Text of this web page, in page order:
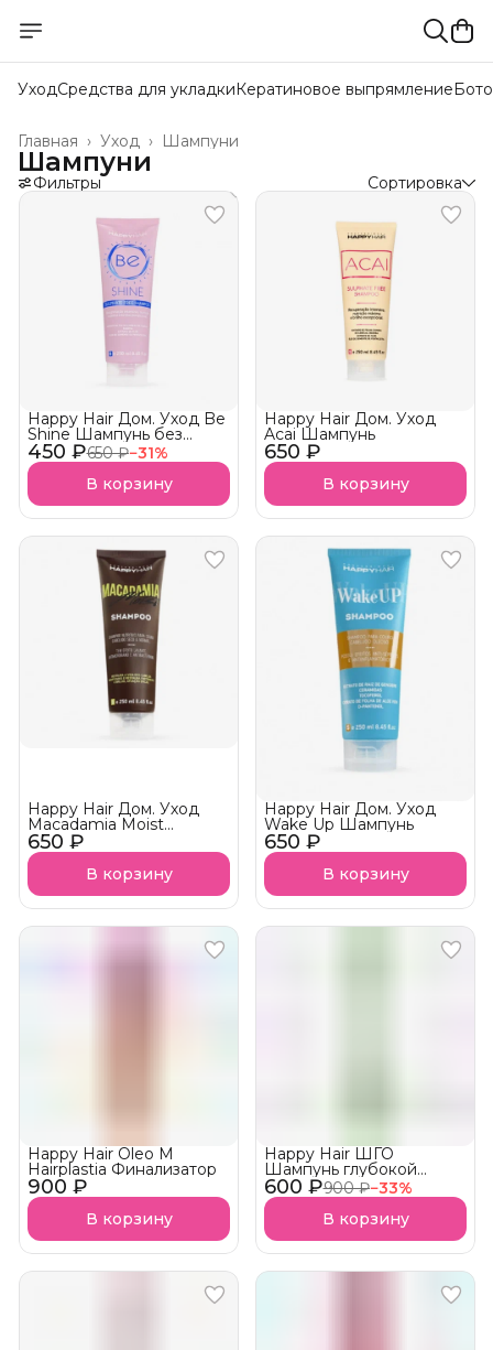
УходСредства для укладкиКератиновое выпрямление
Шампуни
Уход ›
Главная ›
Шампуни
Фильтры Сортировка
450 ₽650 ₽−31%
Happy Hair Дом. Уход Be
Shine Шампунь без
сульфатов АКЦИЯ!
В корзину
650 ₽
Happy Hair Дом. Уход
Acai Шампунь
В корзину
650 ₽
Happy Hair Дом. Уход
Macadamia Moist
Шампунь
В корзину
650 ₽
Happy Hair Дом. Уход
Wake Up Шампунь
В корзину
900 ₽
Happy Hair Oleo M
Hairplastia Финализатор
В корзину
600 ₽900 ₽−33%
Happy Hair ШГО
Шампунь глубокой
очистки и Пилинг 2в 1
Shampoo DTX АКЦИЯ!
В корзину